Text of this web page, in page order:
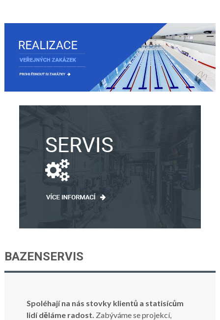
BAZENSERVIS
Spoléhají na nás stovky klientů a statisícům
lidí děláme radost. Zabýváme se projekcí,